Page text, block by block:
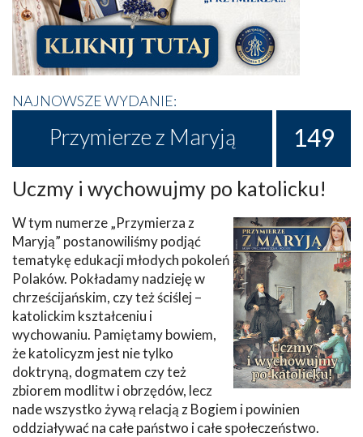
NAJNOWSZE WYDANIE:
Przymierze z Maryją 149
Uczmy i wychowujmy po katolicku!
W tym numerze „Przymierza z
Maryją” postanowiliśmy podjąć
tematykę edukacji młodych pokoleń
Polaków. Pokładamy nadzieję w
chrześcijańskim, czy też ściślej –
katolickim kształceniu i
wychowaniu. Pamiętamy bowiem,
że katolicyzm jest nie tylko
doktryną, dogmatem czy też
zbiorem modlitw i obrzędów, lecz
nade wszystko żywą relacją z Bogiem i powinien
oddziaływać na całe państwo i całe społeczeństwo.